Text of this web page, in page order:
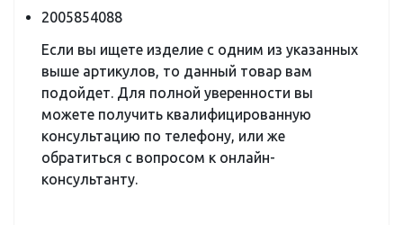
2005854088
Если вы ищете изделие с одним из указанных
выше артикулов, то данный товар вам
подойдет. Для полной уверенности вы
можете получить квалифицированную
консультацию по телефону, или же
обратиться с вопросом к онлайн-
консультанту.